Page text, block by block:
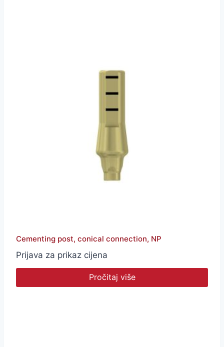
Cementing post, conical connection, NP
Prijava za prikaz cijena
Pročitaj više